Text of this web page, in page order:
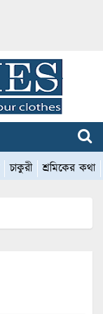
চাকুরী শ্রমিকের কথা